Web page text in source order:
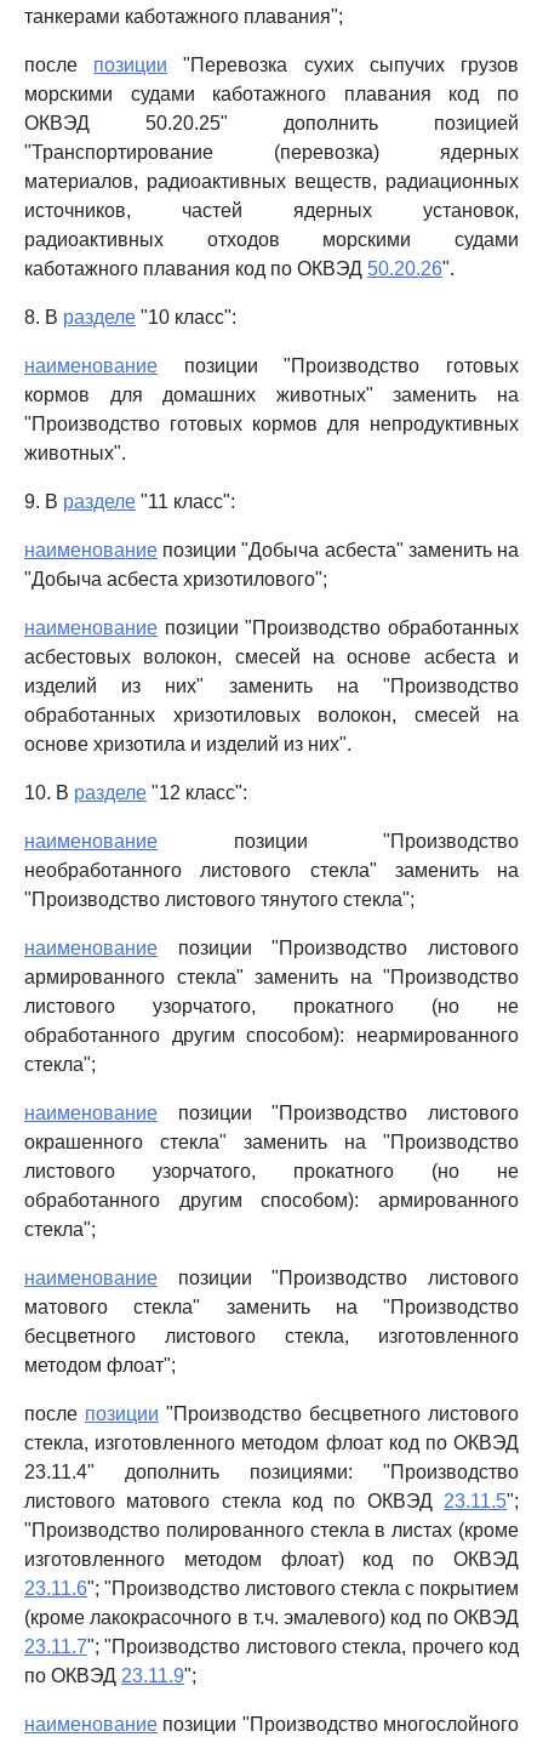
танкерами каботажного плавания";
после позиции "Перевозка сухих сыпучих грузов
морскими судами каботажного плавания код по
ОКВЭД 50.20.25" дополнить позицией
"Транспортирование (перевозка) ядерных
материалов, радиоактивных веществ, радиационных
источников, частей ядерных установок,
радиоактивных отходов морскими судами
каботажного плавания код по ОКВЭД 50.20.26".
8. В разделе "10 класс":
наименование позиции "Производство готовых
кормов для домашних животных" заменить на
"Производство готовых кормов для непродуктивных
животных".
9. В разделе "11 класс":
наименование позиции "Добыча асбеста" заменить на
"Добыча асбеста хризотилового";
наименование позиции "Производство обработанных
асбестовых волокон, смесей на основе асбеста и
изделий из них" заменить на "Производство
обработанных хризотиловых волокон, смесей на
основе хризотила и изделий из них".
10. В разделе "12 класс":
наименование позиции "Производство
необработанного листового стекла" заменить на
"Производство листового тянутого стекла";
наименование позиции "Производство листового
армированного стекла" заменить на "Производство
листового узорчатого, прокатного (но не
обработанного другим способом): неармированного
стекла";
наименование позиции "Производство листового
окрашенного стекла" заменить на "Производство
листового узорчатого, прокатного (но не
обработанного другим способом): армированного
стекла";
наименование позиции "Производство листового
матового стекла" заменить на "Производство
бесцветного листового стекла, изготовленного
методом флоат";
после позиции "Производство бесцветного листового
стекла, изготовленного методом флоат код по ОКВЭД
23.11.4" дополнить позициями: "Производство
листового матового стекла код по ОКВЭД 23.11.5";
"Производство полированного стекла в листах (кроме
изготовленного методом флоат) код по ОКВЭД
23.11.6"; "Производство листового стекла с покрытием
(кроме лакокрасочного в т.ч. эмалевого) код по ОКВЭД
23.11.7"; "Производство листового стекла, прочего код
по ОКВЭД 23.11.9";
наименование позиции "Производство многослойного